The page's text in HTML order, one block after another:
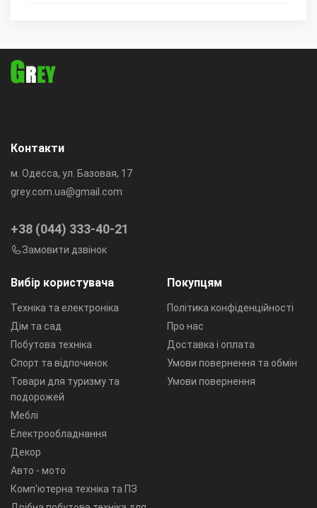
Вибір користувача
Техніка та електроніка
Дім та сад
Побутова техніка
Спорт та відпочинок
Товари для туризму та
подорожей
Меблі
Електрообладнання
Декор
Авто - мото
Комп'ютерна техніка та ПЗ
Покупцям
Політика конфіденційності
Про нас
Доставка і оплата
Умови повернення та обмін
Умови повернення
Контакти
м. Одесса, ул. Базовая, 17
grey.com.ua@gmail.com
+38 (044) 333-40-21
Замовити дзвінок